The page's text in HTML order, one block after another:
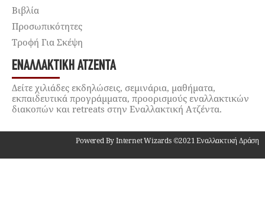
Βιβλία
Προσωπικότητες
Τροφή Για Σκέψη
ΕΝΑΛΛΑΚΤΙΚΉ ΑΤΖΈΝΤΑ
Δείτε χιλιάδες εκδηλώσεις, σεμινάρια, μαθήματα,
εκπαιδευτικά προγράμματα, προορισμούς εναλλακτικών
διακοπών και retreats στην Εναλλακτική Ατζέντα.
Powered By Internet Wizards ©2021 Εναλλακτική Δράση